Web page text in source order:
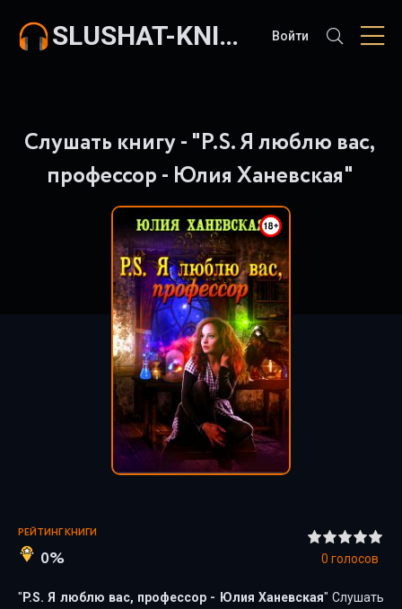
SLUSHAT-KNIGI.COM Войти
Слушать книгу - "P.S. Я люблю вас,
профессор - Юлия Ханевская"
РЕЙТИНГ КНИГИ
0% 0 голосов
" P.S. Я люблю вас, профессор - Юлия Ханевская" Слушать